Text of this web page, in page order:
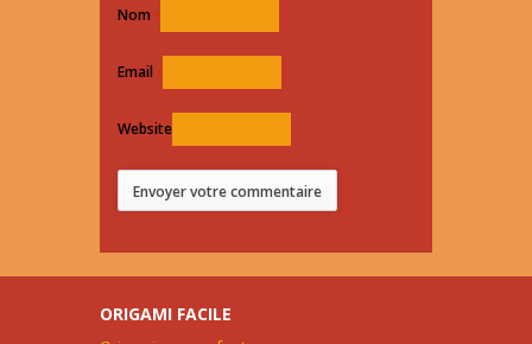
Nom *
Email *
Website
ORIGAMI FACILE